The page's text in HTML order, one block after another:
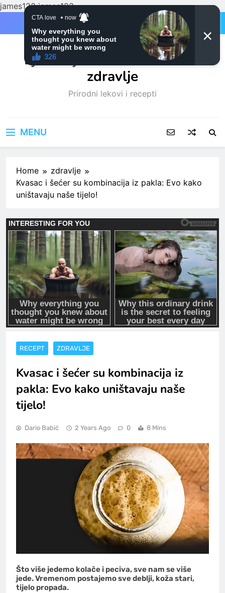
james123james123
Ljubitelji mačaka i Prirodno
zdravlje
Prirodni lekovi i recepti
MENU
Home
zdravlje
Kvasac i šećer su kombinacija iz pakla: Evo kako
uništavaju naše tijelo!
RECEPT ZDRAVLJE
Kvasac i šećer su kombinacija iz
pakla: Evo kako uništavaju naše
tijelo!
Dario Babić 2 Years Ago 0 8 Mins
Što više jedemo kolače i peciva, sve nam se više
jede. Vremenom postajemo sve deblji, koža stari,
tijelo propada.